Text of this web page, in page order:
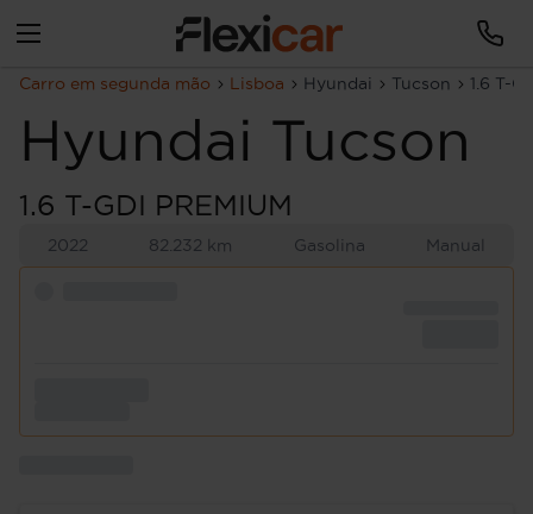
Carro em segunda mão Lisboa Hyundai Tucson 1.6 T-
Hyundai Tucson
1.6 T-GDI PREMIUM
2022 82.232 km Gasolina Manual